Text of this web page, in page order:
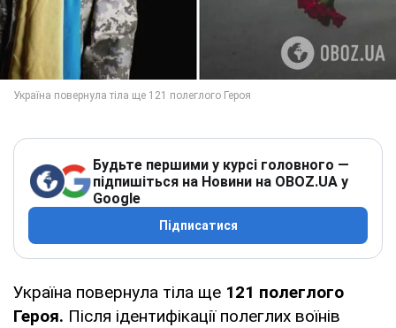
Будьте першими у курсі головного —
підпишіться на Новини на OBOZ.UA у
Google
Підписатися
Україна повернула тіла ще 121 полеглого
Героя. Після ідентифікації полеглих воїнів